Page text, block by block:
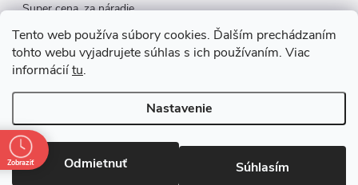
Tento web používa súbory cookies. Ďalším prechádzaním
tohto webu vyjadrujete súhlas s ich používaním. Viac
informáciítu.
Nastavenie
Odmietnuť Súhlasím
Super cena, za náradie.
Copyright 2026Železiarstvo Páleník, s.r.o.. Všetky práva vyhradené.
Upraviť nastavenie cookies
Zobraziť